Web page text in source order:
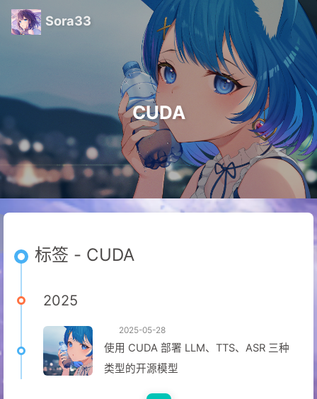
Sora33
CUDA
标签 - CUDA
2025
2025-05-28
使用 CUDA 部署 LLM、TTS、ASR 三种
类型的开源模型